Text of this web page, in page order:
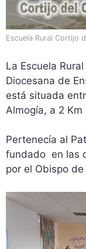
Escuela Rural Cortijo
La Escuela
Diocesana de
está situada
Almogía, a 2
Pertenecía al
fundado en las
por el Obispo